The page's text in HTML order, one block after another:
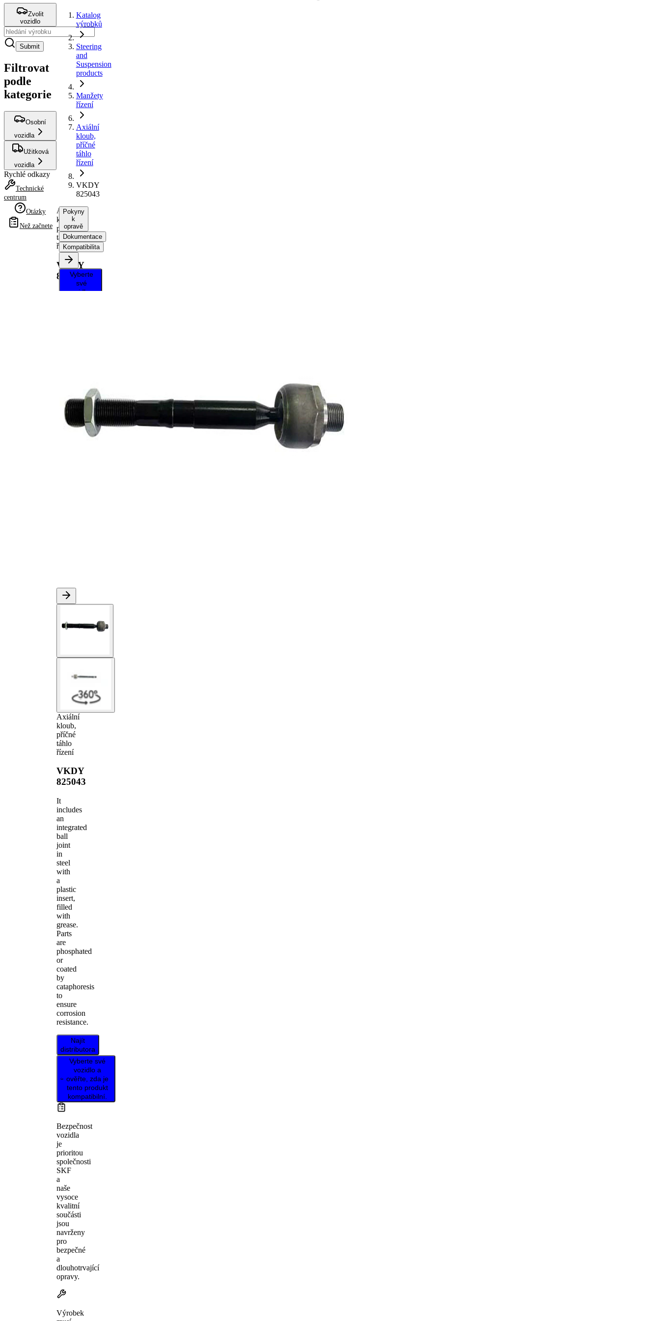
Zvolit
vozidlo
Submit
Filtrovat
podle
kategorie
Osobní
vozidla
Užitková
vozidla
Rychlé odkazy
Technické
centrum
Otázky
Než začnete
Katalog
výrobků
Steering
and
Suspension
products
Manžety
řízení
Axiální
kloub,
příčné
táhlo
řízení
VKDY
825043
Axiální
kloub,
příčné
táhlo
řízení
VKDY
825043
Axiální
kloub,
příčné
táhlo
řízení
VKDY
825043
It
includes
an
integrated
ball
joint
in
steel
with
a
plastic
insert,
filled
with
grease.
Parts
are
phosphated
or
coated
by
cataphoresis
to
ensure
corrosion
resistance.
Najít
distributora
Vyberte své
vozidlo a
ověřte, zda je
tento produkt
kompatibilní.
Bezpečnost
vozidla
je
prioritou
společnosti
SKF
a
naše
vysoce
kvalitní
součásti
jsou
navrženy
pro
bezpečné
a
dlouhotrvající
opravy.
Výrobek
Pokyny
k
opravě
Dokumentace
Kompatibilita
Vyberte
své
vozidlo a